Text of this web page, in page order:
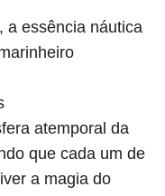
a essência náutica
atemporal da
que cada um de
a magia do